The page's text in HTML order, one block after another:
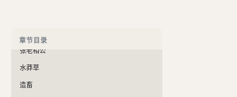
章节目录
张老相公
水莽草
造畜